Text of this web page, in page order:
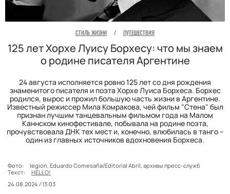
СТИЛЬ ЖИЗНИ / ПУТЕШЕСТВИЯ
125 лет Хорхе Луису Борхесу: что мы знаем
о родине писателя Аргентине
24 августа исполняется ровно 125 лет со дня рождения
знаменитого писателя и поэта Хорхе Луиса Борхеса. Борхес
родился, вырос и прожил большую часть жизни в Аргентине.
Известный режиссер Мила Комракова, чей фильм "Стена" был
признан лучшим танцевальным фильмом года на Малом
Каннском кинофестивале, побывала на родине поэта,
прочувствовала ДНК тех мест и, конечно, влюбилась в танго –
один из главных источников вдохновения Борхеса.
Фото:
legion, Eduardo Comesaña/Editorial Abril, архивы пресс-служб
Текст:
HELLO!
24.08.2024 / 13:03